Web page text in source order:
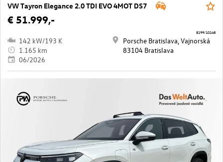
VW Tayron Elegance 2.0 TDI EVO 4MOT DS7
€ 51.999,-
142 kW/193 K
1.165 km
06/2026
Porsche Bratislava, Vajnorská
83104 Bratislava
8199/10148